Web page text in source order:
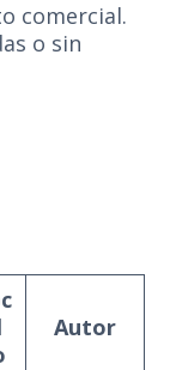
comercial.
o sin
Autor